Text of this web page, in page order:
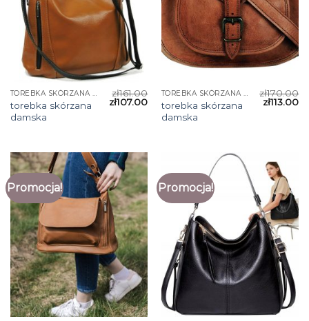
TOREBKA SKÓRZANA DAMSKA
torebka skórzana
damska
zł161.00
zł107.00
TOREBKA SKÓRZANA DAMSKA
torebka skórzana
damska
zł170.00
zł113.00
Promocja! Promocja!